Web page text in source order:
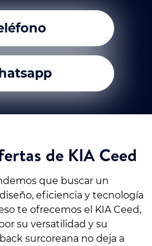
de KIA Ceed
que buscar un
eficiencia y tecnología
te ofrecemos el KIA Ceed,
su versatilidad y su
surcoreana no deja a